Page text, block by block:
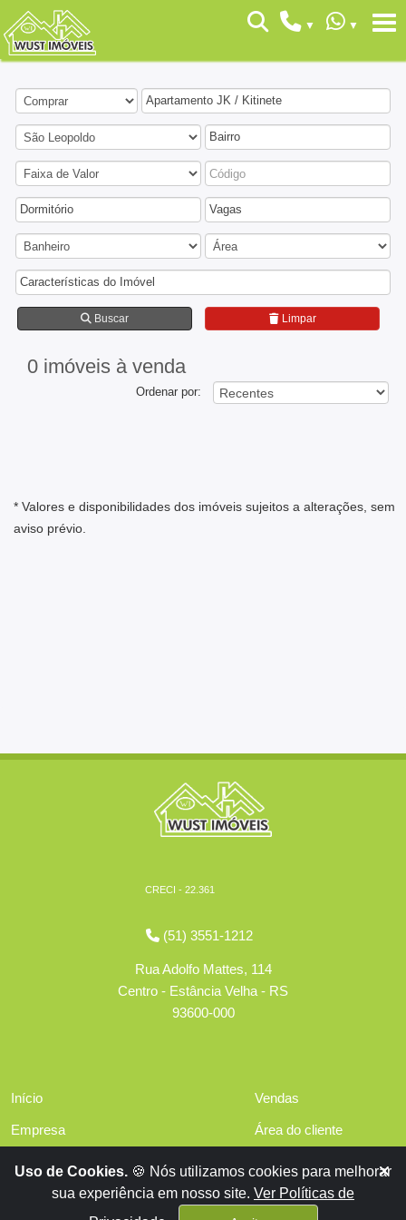
Apartamento JK / Kitinete
Bairro
Dormitório Vagas
Características do Imóvel
Buscar Limpar
0 imóveis à venda
Ordenar por:
* Valores e disponibilidades dos imóveis sujeitos a alterações, sem
aviso prévio.
CRECI - 22.361
(51) 3551-1212
Rua Adolfo Mattes, 114
Centro - Estância Velha - RS
93600-000
Início
Empresa
Financiamentos
Vendas
Área do cliente
Contato
Uso de Cookies. 🍪 Nós utilizamos cookies para melhorar
sua experiência em nosso site. Ver Políticas de